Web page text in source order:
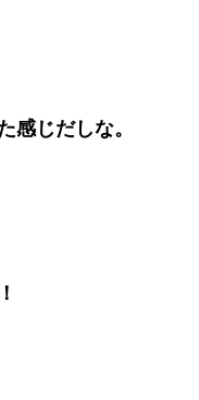
感じだしな。